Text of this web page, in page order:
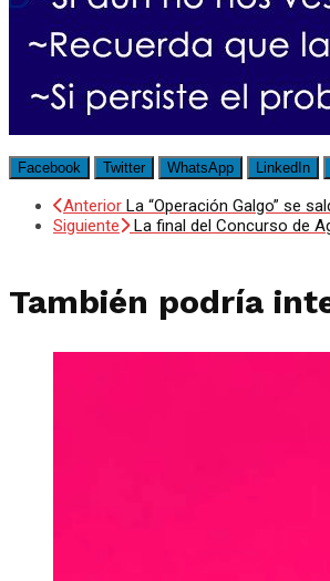
Facebook Twitter WhatsApp LinkedIn
Anterior La “Operación Galgo” se
Siguiente
La final del Concurso de
También podría